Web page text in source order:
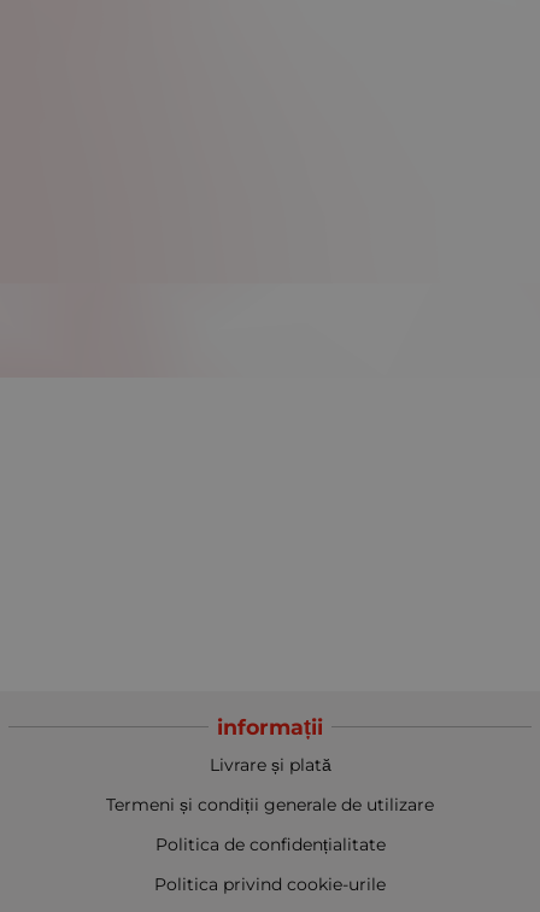
informații
Livrare și plată
Termeni și condiții generale de utilizare
Politica de confidențialitate
Politica privind cookie-urile